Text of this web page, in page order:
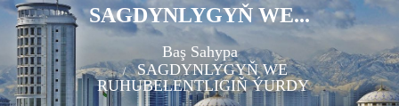
SAGDYNLYGYŇ WE...
Baş Sahypa
SAGDYNLYGYŇ WE
RUHUBELENTLIGIŇ ÝURDY